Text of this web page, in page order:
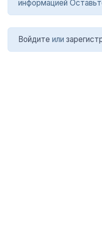
информацией
Войдите или